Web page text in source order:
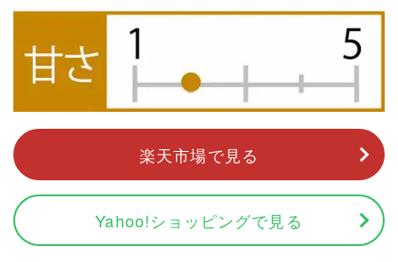
楽天市場で見る
Yahoo!ショッピングで見る